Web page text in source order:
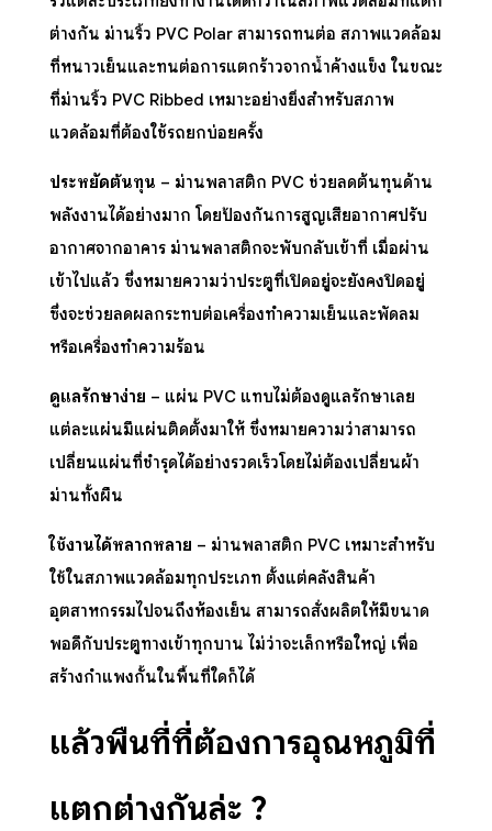
ต่างกัน ม่านริ้ว PVC Polar สามารถทนต่อ สภาพแวดล้อม
ที่หนาวเย็นและทนต่อการแตกร้าวจากน้ำค้างแข็ง ในขณะ
ที่ม่านริ้ว PVC Ribbed เหมาะอย่างยิ่งสำหรับสภาพ
แวดล้อมที่ต้องใช้รถยกบ่อยครั้ง
ประหยัดต้นทุน – ม่านพลาสติก PVCช่วยลดต้นทุนด้าน
พลังงานได้อย่างมาก โดยป้องกันการสูญเสียอากาศปรับ
อากาศจากอาคาร ม่านพลาสติกจะพับกลับเข้าที่ เมื่อผ่าน
เข้าไปแล้ว ซึ่งหมายความว่าประตูที่เปิดอยู่จะยังคงปิดอยู่
ซึ่งจะช่วยลดผลกระทบต่อเครื่องทำความเย็นและพัดลม
หรือเครื่องทำความร้อน
ดูแลรักษาง่าย – แผ่น PVC แทบไม่ต้องดูแลรักษาเลย
แต่ละแผ่นมีแผ่นติดตั้งมาให้ ซึ่งหมายความว่าสามารถ
เปลี่ยนแผ่นที่ชำรุดได้อย่างรวดเร็วโดยไม่ต้องเปลี่ยนผ้า
ม่านทั้งผืน
ใช้งานได้หลากหลาย – ม่านพลาสติก PVCเหมาะสำหรับ
ใช้ในสภาพแวดล้อมทุกประเภท ตั้งแต่คลังสินค้า
อุตสาหกรรมไปจนถึงห้องเย็น สามารถสั่งผลิตให้มีขนาด
พอดีกับประตูทางเข้าทุกบาน ไม่ว่าจะเล็กหรือใหญ่ เพื่อ
สร้างกำแพงกั้นในพื้นที่ใดก็ได้
แล้วพื้นที่ที่ต้องการอุณหภูมิที่
แตกต่างกันล่ะ ?